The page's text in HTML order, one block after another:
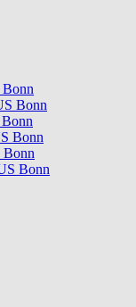
Bonn
Bonn
Bonn